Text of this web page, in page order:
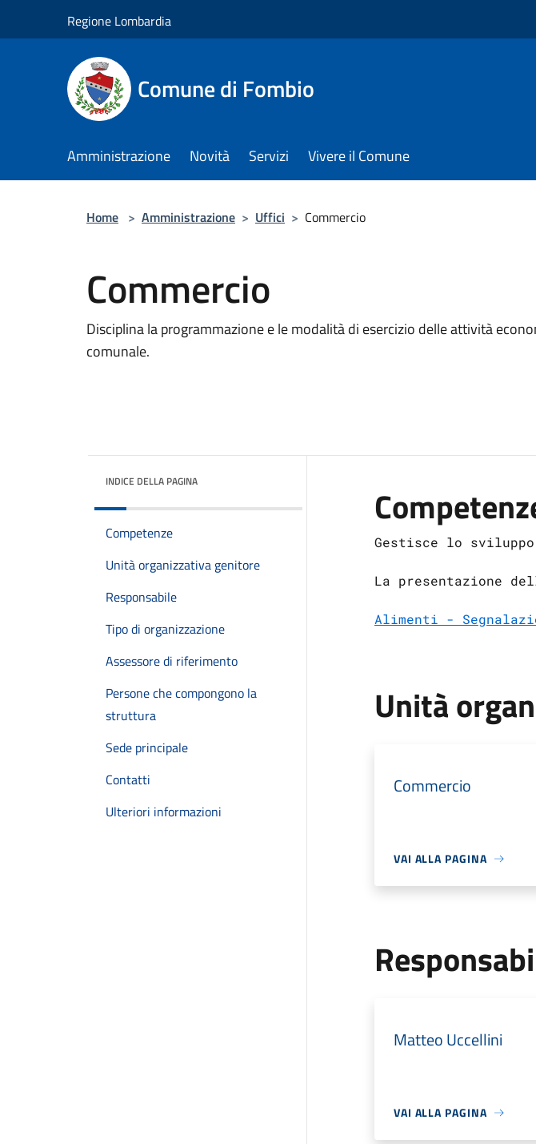
Regione Lombardia
Comune di Fombio
Amministrazione Novità Servizi Vivere il Comune
Home > Amministrazione > Uffici > Commercio
Commercio
Disciplina la programmazione e le modalità di esercizio delle attività
comunale.
INDICE DELLA PAGINA
Competenze
Unità organizzativa genitore
Responsabile
Tipo di organizzazione
Assessore di riferimento
Persone che compongono la
struttura
Sede principale
Contatti
Ulteriori informazioni
Gestisce lo
La presentazione
Alimenti -
Unità
Commercio
VAI ALLA PAGINA
Matteo Uccellini
VAI ALLA PAGINA